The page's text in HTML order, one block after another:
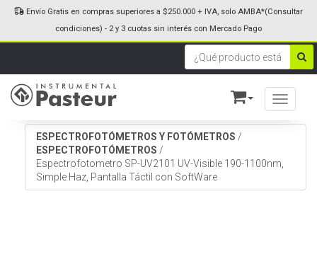
Toggle
Envío Gratis en compras superiores a $250.000 + IVA, solo AMBA*(Consultar
condiciones) - 2 y 3 cuotas sin interés con Mercado Pago
ESPECTROFOTÓMETROS Y FOTÓMETROS /
ESPECTROFOTÓMETROS /
Espectrofotometro SP-UV2101 UV-Visible 190-1100nm,
Simple Haz, Pantalla Táctil con SoftWare